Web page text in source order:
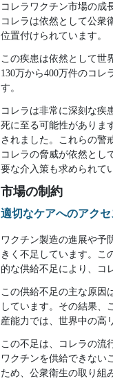
コレラワクチン市場の成
コレラは依然として公衆
位置付けられています。
この疾患は依然として世
130万から400万件のコレ
す。
コレラは非常に深刻な疾
死に至る可能性がありま
されました。これらの警
コレラの脅威が依然とし
要な介入策も求められて
市場の制約
適切なケアへのアク
ワクチン製造の進展や予
きく不足しています。こ
的な供給不足により、コ
この供給不足の主な原因
しています。その結果、
産能力では、世界中の高
この不足は、コレラの流
ワクチンを供給できない
ため、公衆衛生の取り組